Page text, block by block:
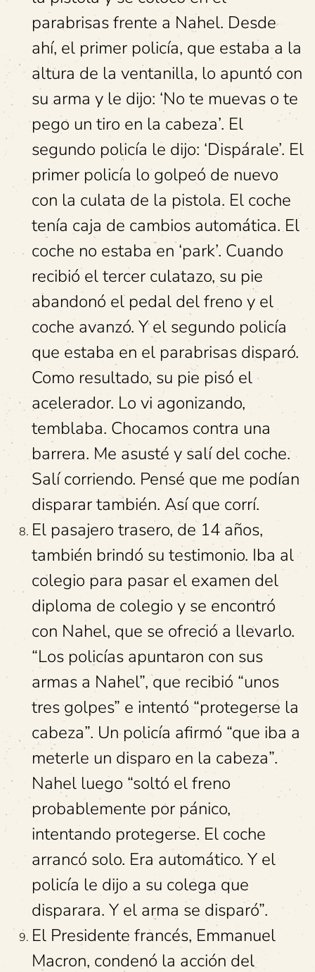
parabrisas frente a Nahel. Desde
ahí, el primer policía, que estaba a la
altura de la ventanilla, lo apuntó con
su arma y le dijo: ‘No te muevas o te
pego un tiro en la cabeza’. El
segundo policía le dijo: ‘Dispárale’. El
primer policía lo golpeó de nuevo
con la culata de la pistola. El coche
tenía caja de cambios automática. El
coche no estaba en ‘park’. Cuando
recibió el tercer culatazo, su pie
abandonó el pedal del freno y el
coche avanzó. Y el segundo policía
que estaba en el parabrisas disparó.
Como resultado, su pie pisó el
acelerador. Lo vi agonizando,
temblaba. Chocamos contra una
barrera. Me asusté y salí del coche.
Salí corriendo. Pensé que me podían
disparar también. Así que corrí.
El pasajero trasero, de 14 años,
también brindó su testimonio. Iba al
colegio para pasar el examen del
diploma de colegio y se encontró
con Nahel, que se ofreció a llevarlo.
“Los policías apuntaron con sus
armas a Nahel”, que recibió “unos
tres golpes” e intentó “protegerse la
cabeza”. Un policía afirmó “que iba a
meterle un disparo en la cabeza”.
Nahel luego “soltó el freno
probablemente por pánico,
intentando protegerse. El coche
arrancó solo. Era automático. Y el
policía le dijo a su colega que
disparara. Y el arma se disparó”.
El Presidente francés, Emmanuel
Macron, condenó la acción del